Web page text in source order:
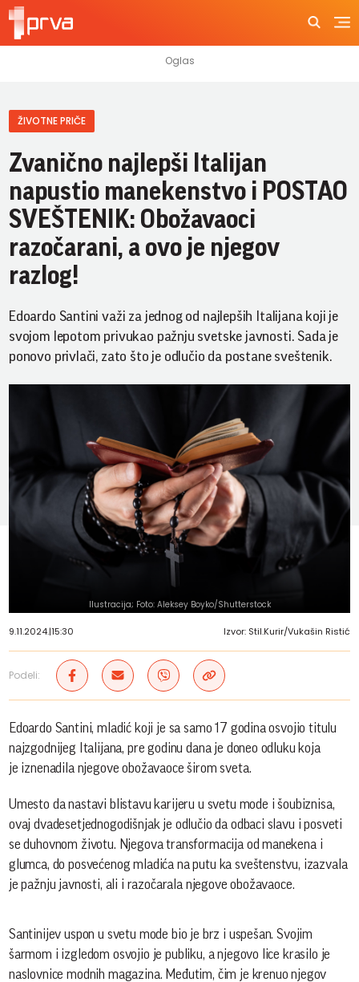
ŽIVOTNE PRIČE
Zvanično najlepši Italijan
napustio manekenstvo i POSTAO
SVEŠTENIK: Obožavaoci
razočarani, a ovo je njegov
razlog!
Edoardo Santini važi za jednog od najlepših Italijana koji je
svojom lepotom privukao pažnju svetske javnosti. Sada je
ponovo privlači, zato što je odlučio da postane sveštenik.
Ilustracija; Foto: Aleksey Boyko/Shutterstock
9.11.2024.|15:30 Izvor: Stil.Kurir/Vukašin Ristić
Podeli:
Edoardo Santini, mladić koji je sa samo 17 godina osvojio titulu
najzgodnijeg Italijana, pre godinu dana je doneo odluku koja
je iznenadila njegove obožavaoce širom sveta.
Umesto da nastavi blistavu karijeru u svetu mode i šoubiznisa,
ovaj dvadesetjednogodišnjak je odlučio da odbaci slavu i posveti
se duhovnom životu. Njegova transformacija od manekena i
glumca, do posvećenog mladića na putu ka sveštenstvu, izazvala
je pažnju javnosti, ali i razočarala njegove obožavaoce.
Santinijev uspon u svetu mode bio je brz i uspešan. Svojim
šarmom i izgledom osvojio je publiku, a njegovo lice krasilo je
naslovnice modnih magazina. Međutim, čim je krenuo njegov